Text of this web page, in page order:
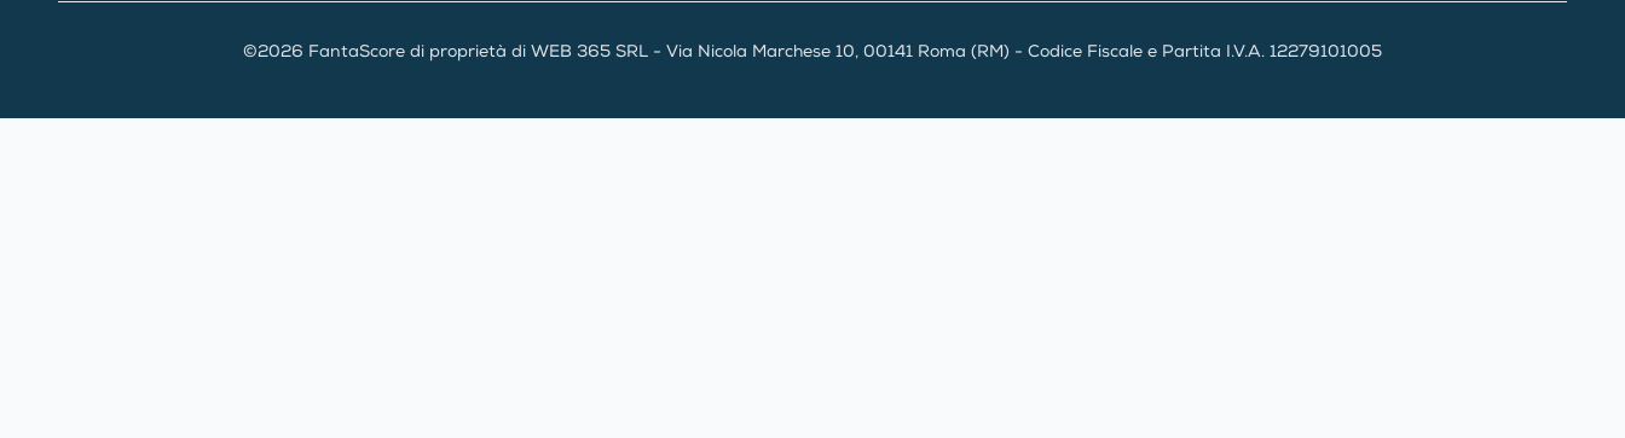
©2026 FantaScore di proprietà di WEB 365 SRL - Via Nicola Marchese 10, 00141 Roma (RM) - Codice Fiscale e Partita I.V.A. 12279101005